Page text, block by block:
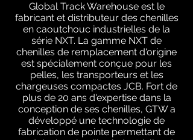
Global Track Warehouse est le
fabricant et distributeur des chenilles
en caoutchouc industrielles de la
série NXT. La gamme NXT de
chenilles de remplacement d'origine
est spécialement conçue pour les
pelles, les transporteurs et les
chargeuses compactes JCB. Fort de
plus de 20 ans d'expertise dans la
conception de ses chenilles, GTW a
développé une technologie de
fabrication de pointe permettant de